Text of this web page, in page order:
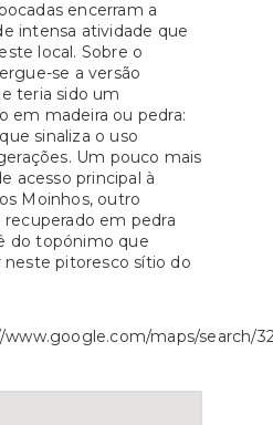
encerram a
intensa atividade que
local. Sobre o
se a versão
teria sido um
em madeira ou pedra:
sinaliza o uso
Um pouco mais
acesso principal à
Moinhos, outro
em pedra
do topónimo que
neste pitoresco sítio do
maps/search/